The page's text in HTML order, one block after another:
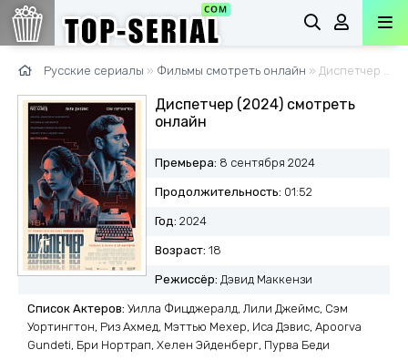
Русские сериалы » Фильмы смотреть онлайн » Диспетчер (2024)
Диспетчер (2024) смотреть
онлайн
Премьера: 8 сентября 2024
Продолжительность: 01:52
Год: 2024
Возраст: 18
Режиссёр: Дэвид Маккензи
Список Актеров: Уилла Фицджералд, Лили Джеймс, Сэм
Уортингтон, Риз Ахмед, Мэттью Мехер, Иса Дэвис, Apoorva
Gundeti, Бри Нортрап, Хелен Эйденберг, Пурва Беди